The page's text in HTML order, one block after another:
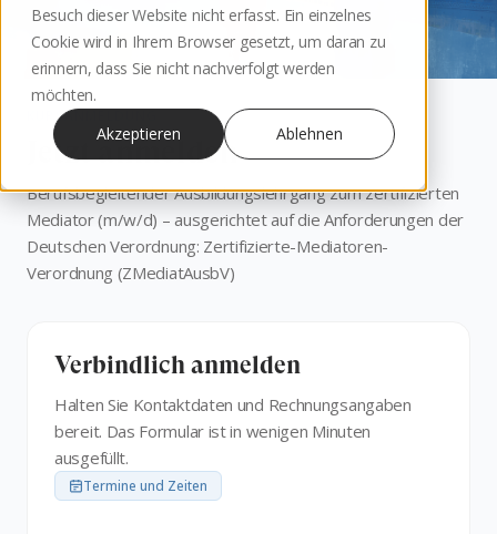
Besuch dieser Website nicht erfasst. Ein einzelnes
Cookie wird in Ihrem Browser gesetzt, um daran zu
erinnern, dass Sie nicht nachverfolgt werden
möchten.
Akzeptieren
Ablehnen
KURSANMELDUNG
Jetzt anmelden
Berufs­begleitender Ausbildungs­lehrgang zum zertifizierten
Mediator (m/w/d) – ausgerichtet auf die Anforderungen der
Deutschen Verordnung: Zertifizierte-Mediatoren-
Verordnung (ZMediatAusbV)
Verbindlich anmelden
Halten Sie Kontaktdaten und Rechnungsangaben
bereit. Das Formular ist in wenigen Minuten
ausgefüllt.
Termine und Zeiten